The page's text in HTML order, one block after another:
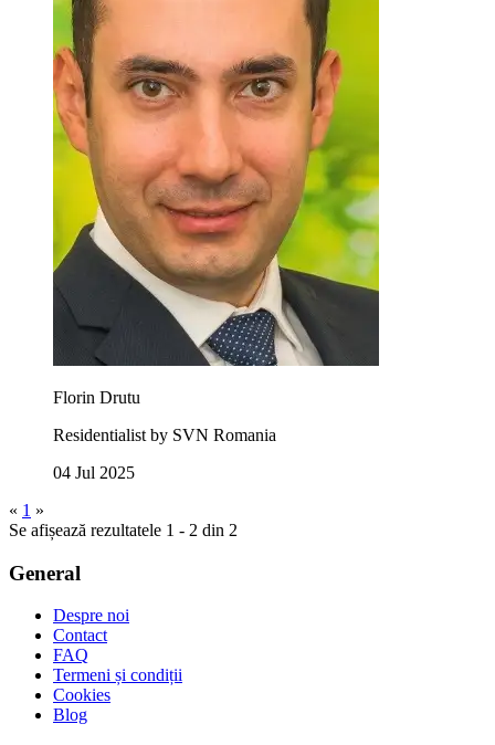
Florin Drutu
Residentialist by SVN Romania
04 Jul 2025
« 1 »
Se afișează rezultatele 1 - 2 din 2
General
Despre noi
Contact
FAQ
Termeni și condiții
Cookies
Blog